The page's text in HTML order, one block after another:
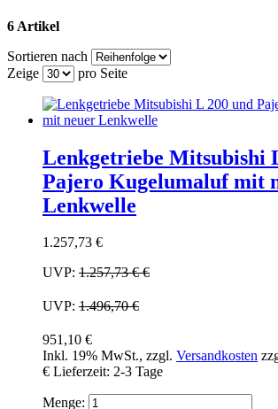
6 Artikel
Sortieren nach
Zeige
pro Seite
Lenkgetriebe Mitsubishi
Pajero Kugelumaluf mit
Lenkwelle
1.257,73 €
UVP: 1.257,73 €€
UVP: 1.496,70 €
951,10 €
Inkl. 19% MwSt., zzgl. Versandkosten
€ Lieferzeit: 2-3 Tage
Menge: